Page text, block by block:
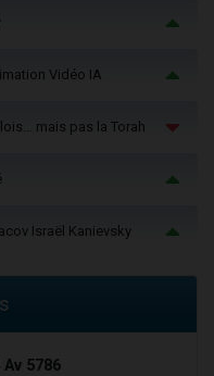
Vidéo IA
mais pas la Torah
Israël Kanievsky
5786